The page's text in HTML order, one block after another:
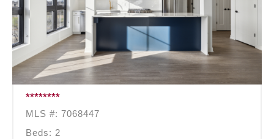
********
MLS #: 7068447
Beds: 2